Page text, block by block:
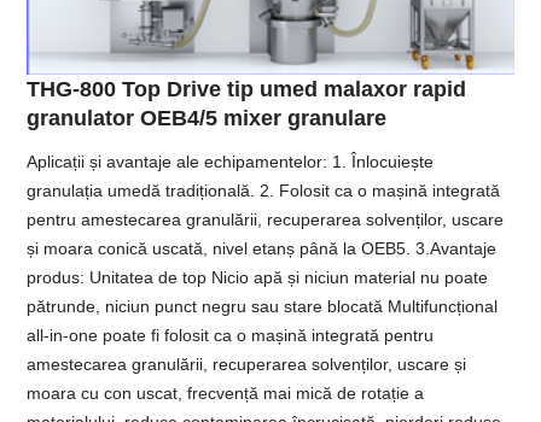
THG-800 Top Drive tip umed malaxor rapid
granulator OEB4/5 mixer granulare
Aplicații și avantaje ale echipamentelor: 1. Înlocuiește
granulația umedă tradițională. 2. Folosit ca o mașină integrată
pentru amestecarea granulării, recuperarea solvenților, uscare
și moara conică uscată, nivel etanș până la OEB5. 3.Avantaje
produs: Unitatea de top Nicio apă și niciun material nu poate
pătrunde, niciun punct negru sau stare blocată Multifuncțional
all-in-one poate fi folosit ca o mașină integrată pentru
amestecarea granulării, recuperarea solvenților, uscare și
moara cu con uscat, frecvență mai mică de rotație a